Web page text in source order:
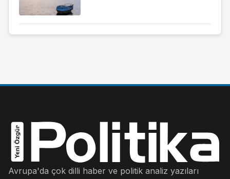
Avrupa'da çok dilli haber ve politik analiz yazıları